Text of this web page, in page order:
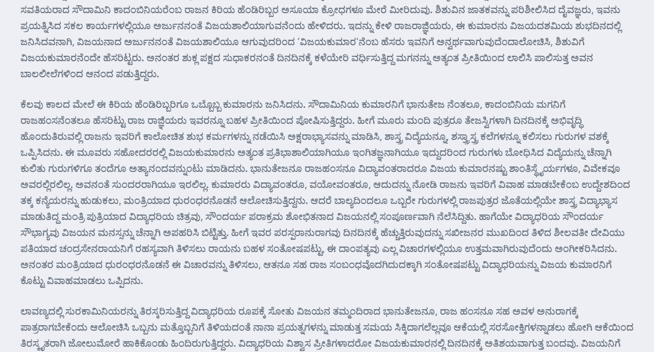
ಸವತಿಯರಾದ ಸೌದಾಮಿನಿ ಕಾದಂಬಿನಿಯರೆಂಬ ರಾಜನ ಕಿರಿಯ ಹೆಂಡಿರಿಬ್ಬರ ಅಸೂಯಾ ಕ್ರೋಧಗಳೂ ಮೇರೆ ಮೀರಿದುವು. ಶಿಶುವಿನ ಜಾತಕವನ್ನು ಪರಿಶೀಲಿಸಿದ ದೈವಜ್ಞರು, ಇವನು
ಪ್ರಯತ್ನಿಸಿದ ಸಕಲ ಕಾರ್ಯಗಳಲ್ಲಿಯೂ ಅರ್ಜುನನಂತೆ ವಿಜಯಶಾಲಿಯಾಗುವನೆಂದು ಹೇಳಿದರು. ಇದನ್ನು ಕೇಳಿ ರಾಜರಾಜ್ಞಿಯರು, ಈ ಕುಮಾರನು ವಿಜಯದಶಮಿಯ ಶುಭದಿನದಲ್ಲಿ
ಜನಿಸಿದವನಾಗಿ, ವಿಜಯನಾದ ಅರ್ಜುನನಂತೆ ವಿಜಯಶಾಲಿಯೂ ಆಗುವುದರಿಂದ ‘ವಿಜಯಕುಮಾರ’ನೆಂಬ ಹೆಸರು ಇವನಿಗೆ ಅನ್ವರ್ಥವಾಗುವುದೆಂದಾಲೋಚಿಸಿ, ಶಿಶುವಿಗೆ
ವಿಜಯಕುಮಾರನೆಂದೇ ಹೆಸರಿಟ್ಟರು. ಅನಂತರ ಶುಕ್ಲ ಪಕ್ಷದ ಸುಧಾಕರನಂತೆ ದಿನದಿನಕ್ಕೆ ಕಳೆಯೇರಿ ವರ್ಧಿಸುತ್ತಿದ್ದ ಮಗನನ್ನು ಅತ್ಯಂತ ಪ್ರೀತಿಯಿಂದ ಲಾಲಿಸಿ ಪಾಲಿಸುತ್ತ ಅವನ
ಬಾಲಲೀಲೆಗಳಿಂದ ಆನಂದ ಪಡುತ್ತಿದ್ದರು.
ಕೆಲವು ಕಾಲದ ಮೇಲೆ ಈ ಕಿರಿಯ ಹೆಂಡಿರಿಬ್ಬರಿಗೂ ಒಬ್ಬೊಬ್ಬ ಕುಮಾರನು ಜನಿಸಿದನು. ಸೌದಾಮಿನಿಯ ಕುಮಾರನಿಗೆ ಭಾನುತೇಜ ನೆಂತಲೂ, ಕಾದಂಬಿನಿಯ ಮಗನಿಗೆ
ರಾಜಹಂಸನೆಂತಲೂ ಹೆಸರಿಟ್ಟು ರಾಜ ರಾಜ್ಞಿಯರು ಇವರನ್ನೂ ಬಹಳ ಪ್ರೀತಿಯಿಂದ ಪೋಷಿಸುತ್ತಿದ್ದರು. ಹೀಗೆ ಮೂರು ಮಂದಿ ಪುತ್ರರೂ ತೇಜಸ್ವಿಗಳಾಗಿ ದಿನದಿನಕ್ಕೆ ಅಭಿವೃದ್ಧಿ
ಹೊಂದುತಿರುವಲ್ಲಿ ರಾಜನು ಇವರಿಗೆ ಕಾಲೋಚಿತ ಶುಭ ಕರ್ಮಗಳನ್ನು ನಡೆಯಿಸಿ ಅಕ್ಷರಾಭ್ಯಾಸವನ್ನು ಮಾಡಿಸಿ, ಶಾಸ್ತ್ರ ವಿದ್ಯೆಯನ್ನೂ, ಶಸ್ತ್ರಾಸ್ತ್ರ ಕಲೆಗಳನ್ನೂ ಕಲಿಸಲು ಗುರುಗಳ ವಶಕ್ಕೆ
ಒಪ್ಪಿಸಿದನು. ಈ ಮೂವರು ಸಹೋದರರಲ್ಲಿ ವಿಜಯಕುಮಾರನು ಅತ್ಯಂತ ಪ್ರತಿಭಾಶಾಲಿಯಾಗಿಯೂ ಇಂಗಿತಜ್ಞನಾಗಿಯೂ ಇದ್ದುದರಿಂದ ಗುರುಗಳು ಬೋಧಿಸಿದ ವಿದ್ಯೆಯನ್ನು ಚೆನ್ನಾಗಿ
ಕುಲಿತು ಗುರುಗಳಿಗೂ ತಂದೆಗೂ ಅತ್ಯಾನಂದವನ್ನುಂಟು ಮಾಡಿದನು. ಭಾನುತೇಜನೂ ರಾಜಹಂಸನೂ ವಿದ್ಯಾವಂತರಾದರೂ ವಿಜಯ ಕುಮಾರನಷ್ಟು ಶಾಂತಿಸ್ಥೈರ್ಯಗಳೂ, ವಿವೇಕವೂ
ಅವರಲ್ಲಿರಲಿಲ್ಲ. ಅವನಂತೆ ಸುಂದರರಾಗಿಯೂ ಇರಲಿಲ್ಲ. ಕುಮಾರರು ವಿದ್ಯಾವಂತರೂ, ವಯೋವಂತರೂ, ಆದುದನ್ನು ನೋಡಿ ರಾಜನು ಇವರಿಗೆ ವಿವಾಹ ಮಾಡಬೇಕೆಂಬ ಉದ್ದೇಶದಿಂದ
ತಕ್ಕ ಕನ್ಯೆಯರನ್ನು ಹುಡುಕಲು, ಮಂತ್ರಿಯಾದ ಧುರಂಧರನೊಡನೆ ಆಲೋಚಿಸುತ್ತಿದ್ದನು. ಆದರೆ ಬಾಲ್ಯದಿಂದಲೂ ಒಬ್ಬರೇ ಗುರುಗಳಲ್ಲಿ ರಾಜಪುತ್ರರ ಜೊತೆಯಲ್ಲಿಯೇ ಶಾಸ್ತ್ರ ವಿದ್ಯಾಭ್ಯಾಸ
ಮಾಡುತಿದ್ದ ಮಂತ್ರಿ ಪುತ್ರಿಯಾದ ವಿದ್ಯಾಧರಿಯ ಚಿತ್ರವು, ಸೌಂದರ್ಯ ಪರಾಕ್ರಮ ಶೋಭಿತನಾದ ವಿಜಯನಲ್ಲಿ ಸಂಪೂರ್ಣವಾಗಿ ನೆಲೆಸಿದ್ದಿತು. ಹಾಗೆಯೇ ವಿದ್ಯಾಧರಿಯ ಸೌಂದರ್ಯ
ಸೌಭಾಗ್ಯವು ವಿಜಯನ ಮನಸ್ಸನ್ನು ಚೆನ್ನಾಗಿ ಅಪಹರಿಸಿ ಬಿಟ್ಟಿತ್ತು. ಹೀಗೆ ಇವರ ಪರಸ್ಪರಾನುರಾಗವು ದಿನದಿನಕ್ಕೆ ಹೆಚ್ಚುತ್ತಿರುವುದನ್ನು ಸಖೀಜನರ ಮುಖದಿಂದ ತಿಳಿದ ಶೀಲವತೀ ದೇವಿಯು
ಪತಿಯಾದ ಚಂದ್ರಸೇನರಾಯನಿಗೆ ರಹಸ್ಯವಾಗಿ ತಿಳಿಸಲು ರಾಯನು ಬಹಳ ಸಂತೋಷಪಟ್ಟು, ಈ ದಾಂಪತ್ಯವು ಎಲ್ಲ ವಿಚಾರಗಳಲ್ಲಿಯೂ ಉತ್ತಮವಾಗಿರುವುದೆಂದು ಅಂಗೀಕರಿಸಿದನು.
ಅನಂತರ ಮಂತ್ರಿಯಾದ ಧುರಂಧರನೊಡನೆ ಈ ವಿಚಾರವನ್ನು ತಿಳಿಸಲು, ಆತನೂ ಸಹ ರಾಜ ಸಂಬಂಧವೊದಗಿದುದಕ್ಕಾಗಿ ಸಂತೋಷಪಟ್ಟು ವಿದ್ಯಾಧರಿಯನ್ನು ವಿಜಯ ಕುಮಾರನಿಗೆ
ಕೊಟ್ಟು ವಿವಾಹಮಾಡಲು ಒಪ್ಪಿದನು.
ಲಾವಣ್ಯದಲ್ಲಿ ಸುರಕಾಮಿನಿಯರನ್ನು ತಿರಸ್ಕರಿಸುತ್ತಿದ್ದ ವಿದ್ಯಾಧರಿಯ ರೂಪಕ್ಕೆ ಸೋತು ವಿಜಯನ ತಮ್ಮಂದಿರಾದ ಭಾನುತೇಜನೂ, ರಾಜ ಹಂಸನೂ ಸಹ ಅವಳ ಅನುರಾಗಕ್ಕೆ
ಪಾತ್ರರಾಗಬೇಕೆಂದು ಆಲೋಚಿಸಿ ಒಬ್ಬನು ಮತ್ತೊಬ್ಬನಿಗೆ ತಿಳಿಯದಂತೆ ನಾನಾ ಪ್ರಯತ್ನಗಳನ್ನು ಮಾಡುತ್ತ ಸಮಯ ಸಿಕ್ಕಿದಾಗಲೆಲ್ಲವೂ ಆಕೆಯಲ್ಲಿ ಸರಸೋಕ್ತಿಗಳನ್ನಾಡಲು ಹೋಗಿ ಆಕೆಯಿಂದ
ತಿರಸ್ಕೃತರಾಗಿ ಜೋಲುಮೋರೆ ಹಾಕಿಕೊಂಡು ಹಿಂದಿರುಗುತ್ತಿದ್ದರು. ವಿದ್ಯಾಧರಿಯ ವಿಶ್ವಾಸ ಪ್ರೀತಿಗಳಾದರೋ ವಿಜಯಕುಮಾರನಲ್ಲಿ ದಿನದಿನಕ್ಕೆ ಅತಿಶಯವಾಗುತ್ತ ಬಂದವು. ವಿಜಯನಿಗೆ